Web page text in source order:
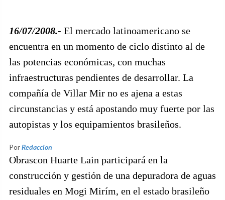
16/07/2008.- El mercado latinoamericano se
encuentra en un momento de ciclo distinto al de
las potencias económicas, con muchas
infraestructuras pendientes de desarrollar. La
compañía de Villar Mir no es ajena a estas
circunstancias y está apostando muy fuerte por las
autopistas y los equipamientos brasileños.
PorRedaccion
Obrascon Huarte Lain participará en la
construcción y gestión de una depuradora de aguas
residuales en Mogi Mirím, en el estado brasileño